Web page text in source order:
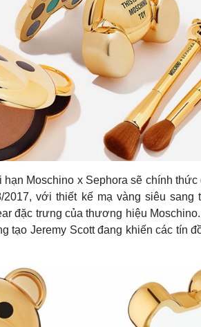
Moschino x Sephora sẽ chính
2017, với thiết kế mạ vàng siêu sang
đặc trưng của thương hiệu
tạo Jeremy Scott đang khiến các tín